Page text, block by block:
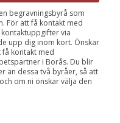
begravningsbyrå som
För att få kontakt med
via
upp dig inom kort. Önskar
få kontakt med
i Borås. Du blir
än dessa två byråer, så att
om ni önskar välja den